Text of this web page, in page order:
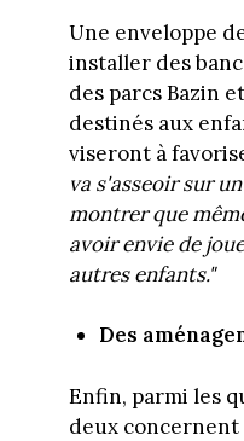
Une enveloppe
installer des
des parcs Bazin
destinés aux
viseront à
va s'asseoir sur
montrer que
avoir envie de
autres enfants."
Des
Enfin, parmi les
deux concernent